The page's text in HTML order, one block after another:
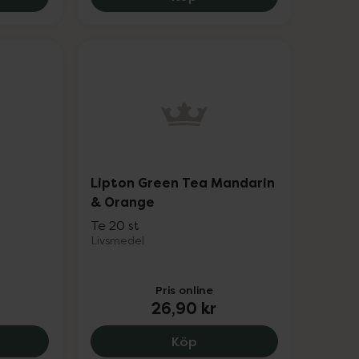
Honey EKO, 38.9 kr.
Blue Fruit, 27.9 kr.
Lipton Green Tea Mandarin
& Orange
Te 20 st
Livsmedel
Pris online
26,90 kr
KöpLipton Green Tea